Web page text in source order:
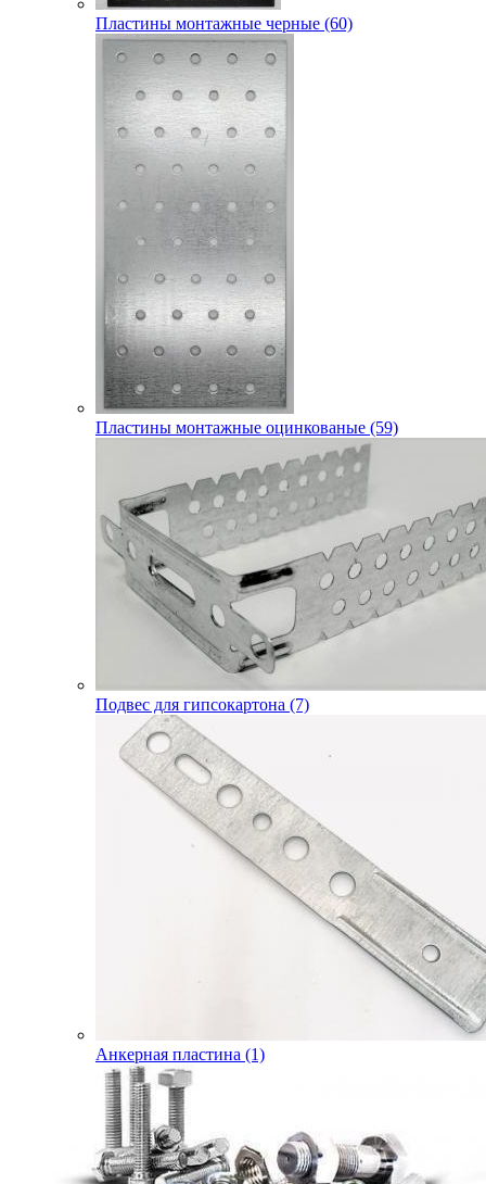
Пластины монтажные черные (60)
Пластины монтажные оцинкованые (59)
Подвес для гипсокартона (7)
Анкерная пластина (1)